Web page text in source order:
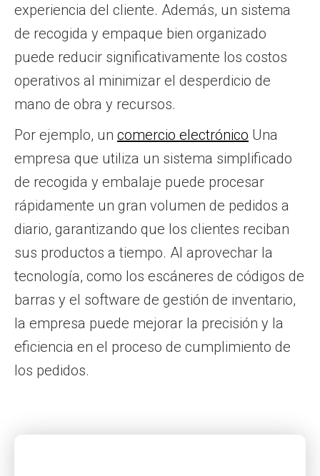
experiencia del cliente. Además, un sistema
de recogida y empaque bien organizado
puede reducir significativamente los costos
operativos al minimizar el desperdicio de
mano de obra y recursos.
Por ejemplo, un comercio electrónico Una
empresa que utiliza un sistema simplificado
de recogida y embalaje puede procesar
rápidamente un gran volumen de pedidos a
diario, garantizando que los clientes reciban
sus productos a tiempo. Al aprovechar la
tecnología, como los escáneres de códigos de
barras y el software de gestión de inventario,
la empresa puede mejorar la precisión y la
eficiencia en el proceso de cumplimiento de
los pedidos.